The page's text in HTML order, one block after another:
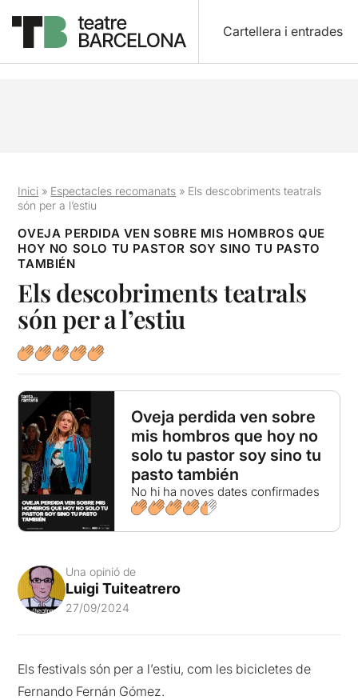
Cartellera i entrades
Inici » Espectacles recomanats » Els descobriments teatrals
són per a l’estiu
OVEJA PERDIDA VEN SOBRE MIS HOMBROS QUE
HOY NO SOLO TU PASTOR SOY SINO TU PASTO
TAMBIÉN
Els descobriments teatrals
són per a l’estiu
Oveja perdida ven sobre
mis hombros que hoy no
solo tu pastor soy sino tu
pasto también
No hi ha noves dates confirmades
Una opinió de
Luigi Tuiteatrero
27/09/2024
Els festivals són per a l’estiu, com les bicicletes de
Fernando Fernán Gómez.